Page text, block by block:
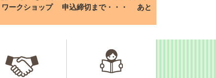
ークショップ
申込締切まで・・・
あと